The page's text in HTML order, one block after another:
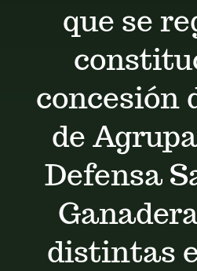
que se
concesión
de
Defensa
distintas